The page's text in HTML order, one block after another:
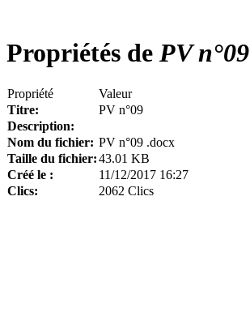
Propriétés de PV n°09
Propriété
Valeur
Titre:
PV n°09
Description:
Nom du fichier: PV n°09 .docx
Taille du fichier:43.01 KB
Créé le :
11/12/2017 16:27
Clics:
2062 Clics